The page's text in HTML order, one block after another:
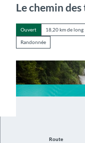
Le chemin
Ouvert 18,20 km de long
Randonnée
Route